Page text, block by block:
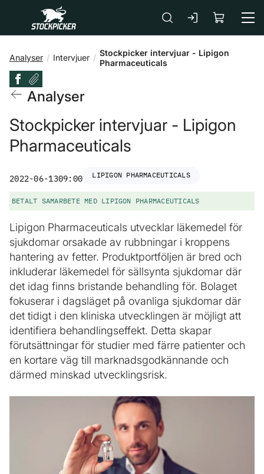
Gå till huvudinnehåll
Analyser Intervjuer
Stockpicker intervjuar - Lipigon
Pharmaceuticals
Analyser
Stockpicker intervjuar - Lipigon
Pharmaceuticals
2022-06-1309:00 LIPIGON PHARMACEUTICALS
BETALT SAMARBETE MED LIPIGON PHARMACEUTICALS
Lipigon Pharmaceuticals utvecklar läkemedel för
sjukdomar orsakade av rubbningar i kroppens
hantering av fetter. Produktportföljen är bred och
inkluderar läkemedel för sällsynta sjukdomar där
det idag finns bristande behandling för. Bolaget
fokuserar i dagsläget på ovanliga sjukdomar där
det tidigt i den kliniska utvecklingen är möjligt att
identifiera behandlingseffekt. Detta skapar
förutsättningar för studier med färre patienter och
en kortare väg till marknadsgodkännande och
därmed minskad utvecklingsrisk.